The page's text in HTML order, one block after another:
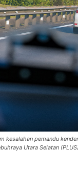
kesalahan pemandu
Utara Selatan